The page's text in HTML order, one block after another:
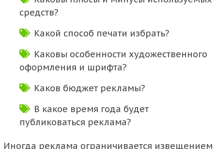
средств?
Какой способ печати избрать?
Каковы особенности художественного
оформления и шрифта?
Каков бюджет рекламы?
В какое время года будет
публиковаться реклама?
Иногда реклама ограничивается извещением